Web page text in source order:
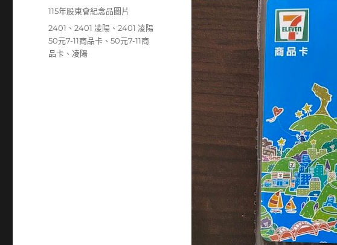
期:
分
115年股東會紀念品圖片
標
籤
2401 、2401 凌陽 、2401 凌陽
50元7-11商品卡 、50元7-11商
品卡 、 凌陽